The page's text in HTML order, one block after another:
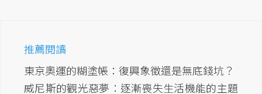
推薦閱讀
東京奧運的糊塗帳：復興象徵還是無底錢坑？
威尼斯的觀光惡夢：逐漸喪失生活機能的主題